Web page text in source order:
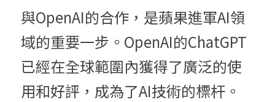
與OpenAI的合作，是蘋果進軍AI領
域的重要一步。OpenAI的ChatGPT
已經在全球範圍內獲得了廣泛的使
用和好評，成為了AI技術的標杆。